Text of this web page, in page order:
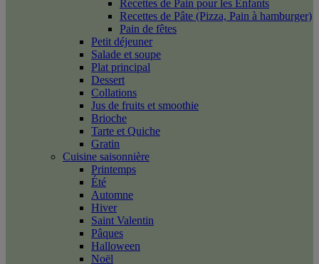
Recettes de Pain pour les Enfants
Recettes de Pâte (Pizza, Pain à hamburger)
Pain de fêtes
Petit déjeuner
Salade et soupe
Plat principal
Dessert
Collations
Jus de fruits et smoothie
Brioche
Tarte et Quiche
Gratin
Cuisine saisonnière
Printemps
Été
Automne
Hiver
Saint Valentin
Pâques
Halloween
Noël